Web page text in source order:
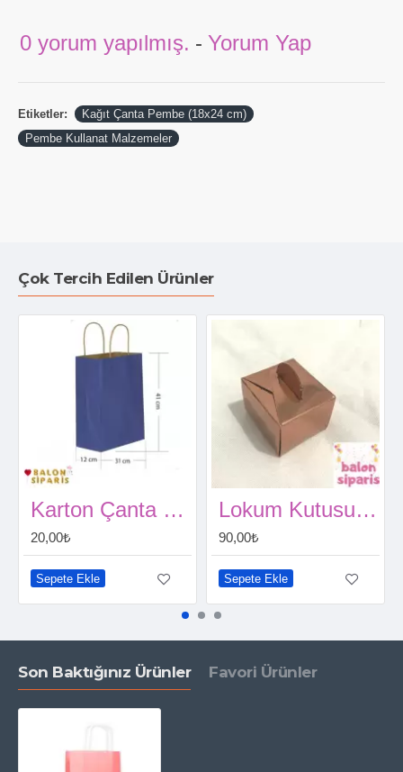
0 yorum yapılmış. - Yorum Yap
Etiketler:
Kağıt Çanta Pembe (18x24 cm)
Pembe Kullanat Malzemeler
Çok Tercih Edilen Ürünler
Karton Çanta Düz Lacivert 41 Cm
20,00₺
Sepete Ekle
Lokum Kutusu Rosegold 25 Adet
90,00₺
Sepete Ekle
Son Baktığınız Ürünler Favori Ürünler